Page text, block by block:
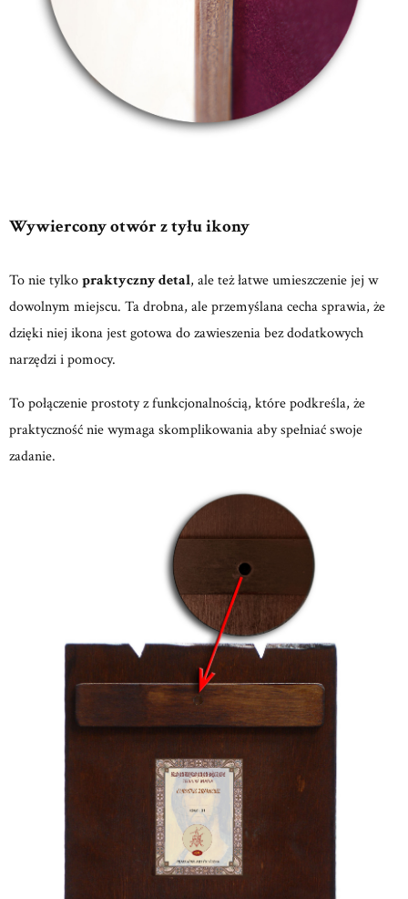
Wywiercony otwór z tyłu ikony
To nie tylkopraktyczny detal, ale też łatwe umieszczenie jej w
dowolnym miejscu. Ta drobna, ale przemyślana cecha sprawia, że
dzięki niej ikona jest gotowa do zawieszenia bez dodatkowych
narzędzi i pomocy.
To połączenie prostoty z funkcjonalnością, które podkreśla, że
praktyczność nie wymaga skomplikowania aby spełniać swoje
zadanie.